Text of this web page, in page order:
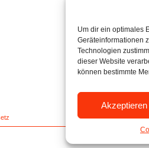
Um dir ein optimales
Geräteinformationen
Technologien
dieser Website
können bestimmte
Akzeptieren